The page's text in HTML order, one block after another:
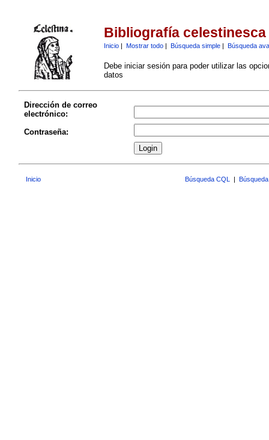
Bibliografía celestinesca
Inicio| Mostrar todo| Búsqueda simple| Búsqueda
Debe iniciar sesión para poder utilizar las
datos
Dirección de correo
electrónico:
Contraseña:
Inicio Búsqueda CQL |